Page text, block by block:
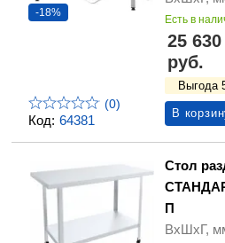
Код: 64381
-18%
(0)
Есть в
25 630
руб.
Выгода
В
Стол
П
ВхШхГ,